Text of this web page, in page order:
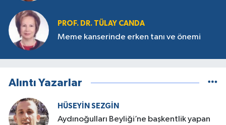
PROF. DR. TÜLAY CANDA
Meme kanserinde erken tanı ve önemi
Alıntı Yazarlar
HÜSEYIN SEZGIN
Aydınoğulları Beyliği’ne başkentlik yapan